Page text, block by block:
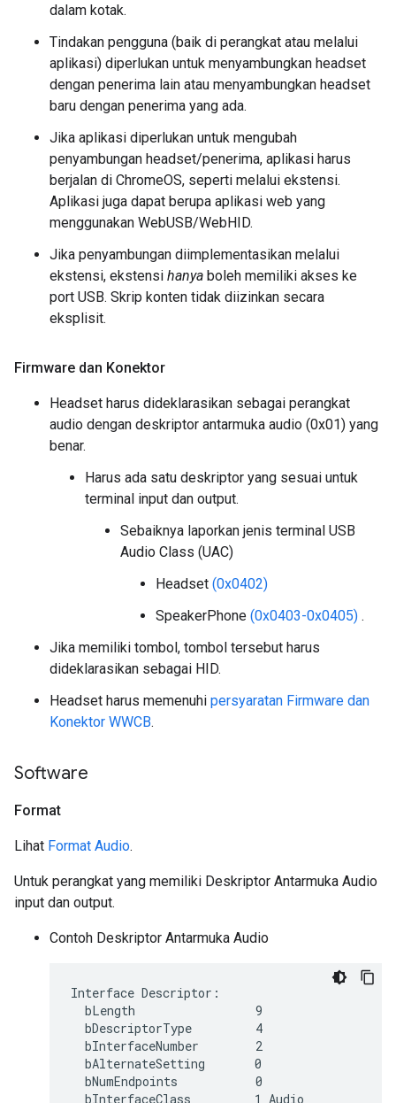
dalam kotak.
Tindakan pengguna (baik di perangkat atau melalui
aplikasi) diperlukan untuk menyambungkan headset
dengan penerima lain atau menyambungkan headset
baru dengan penerima yang ada.
Jika aplikasi diperlukan untuk mengubah
penyambungan headset/penerima, aplikasi harus
berjalan di ChromeOS, seperti melalui ekstensi.
Aplikasi juga dapat berupa aplikasi web yang
menggunakan WebUSB/WebHID.
Jika penyambungan diimplementasikan melalui
ekstensi, ekstensi hanya boleh memiliki akses ke
port USB. Skrip konten tidak diizinkan secara
eksplisit.
Firmware dan Konektor
Headset harus dideklarasikan sebagai perangkat
audio dengan deskriptor antarmuka audio (0x01) yang
benar.
Harus ada satu deskriptor yang sesuai untuk
terminal input dan output.
Sebaiknya laporkan jenis terminal USB
Audio Class (UAC)
Headset (0x0402)
SpeakerPhone (0x0403-0x0405) .
Jika memiliki tombol, tombol tersebut harus
dideklarasikan sebagai HID.
Headset harus memenuhi persyaratan Firmware dan
Konektor WWCB.
Software
Format
Lihat Format Audio.
Untuk perangkat yang memiliki Deskriptor Antarmuka Audio
input dan output.
Contoh Deskriptor Antarmuka Audio
Interface Descriptor:
  bLength                 9
  bDescriptorType         4
  bInterfaceNumber        2
  bAlternateSetting       0
  bNumEndpoints           0
  bInterfaceClass         1 Audio